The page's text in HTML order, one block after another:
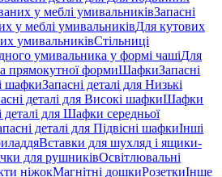
у меблі умивальниківЗапасні
у меблі умивальниківДля кутових
умивальниківСтільниці
умивальника у формі чашіДля
прямокутної формиШафкиЗапасні
шафкиЗапасні деталі для Низькі
деталі для Високі шафкиШафки
деталі для Шафки середньої
деталі для Підвісні шафкиІнші
Вставки для шухляд і ящики-
для рушниківОсвітлювальні
ніжокМагнітні дошкиРозеткиІнше